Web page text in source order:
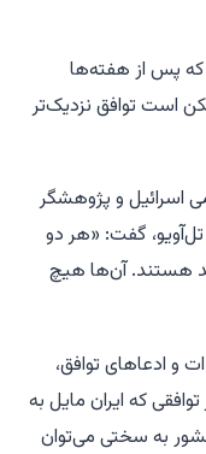
پس از هفته‌ها
است توافق نزدیک‌تر
اسرائیل و پژوهشگر
گفت: «هر دو
هستند. آن‌ها هیچ
و ادعاهای توافق،
که ایران مایل به
به سختی می‌توان